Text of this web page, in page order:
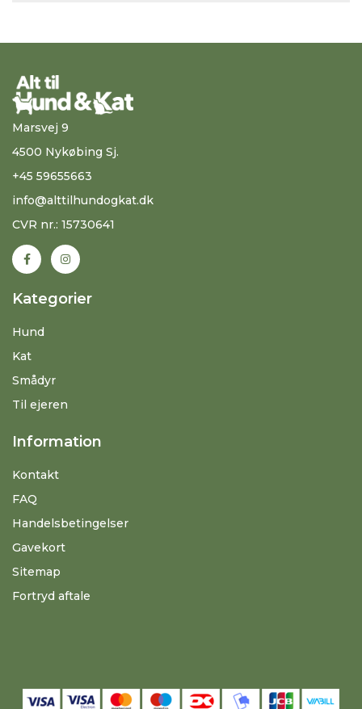
Marsvej 9
4500 Nykøbing Sj.
+45 59655663
info@alttilhundogkat.dk
CVR nr.: 15730641
Kategorier
Hund
Kat
Smådyr
Til ejeren
Information
Kontakt
FAQ
Handelsbetingelser
Gavekort
Sitemap
Fortryd aftale